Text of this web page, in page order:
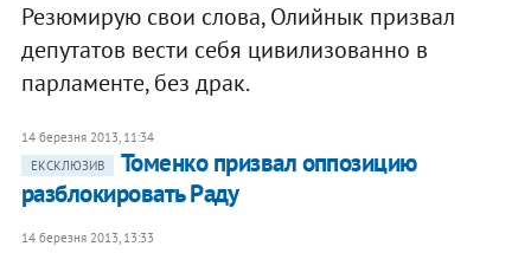
Резюмирую свои слова, Олийнык призвал
депутатов вести себя цивилизованно в
парламенте, без драк.
14 березня 2013, 11:34
ЕКСКЛЮЗИВ
Томенко призвал оппозицию
разблокировать Раду
14 березня 2013, 13:33